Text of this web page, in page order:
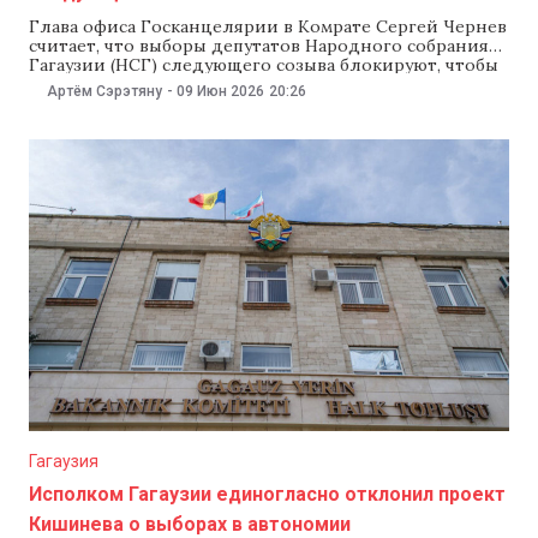
Глава офиса Госканцелярии в Комрате Сергей Чернев
считает, что выборы депутатов Народного собрания
Гагаузии (НСГ) следующего созыва блокируют, чтобы
установить контроль над региональными
избирательными органами, передает Anticoruptie.md.
стремится сохранить влияние на Гагаузию на
следующие восемь лет. Об этом Чернев рассказал во
Артём Сэрэтяну - 09 Июн 2026 20:26
Гагаузия
Исполком Гагаузии единогласно отклонил проект
Кишинева о выборах в автономии